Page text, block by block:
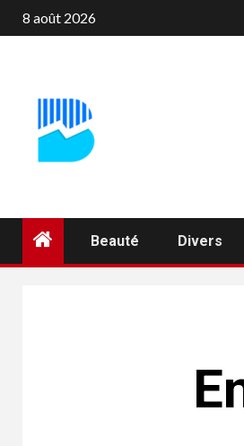
Aller
au
8 août 2026
Beauté Divers